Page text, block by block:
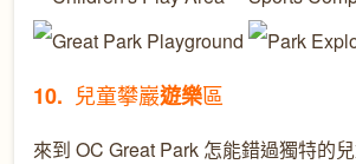
10. 兒童攀巖遊樂區
來到 OC Great Park 怎能錯過獨特的